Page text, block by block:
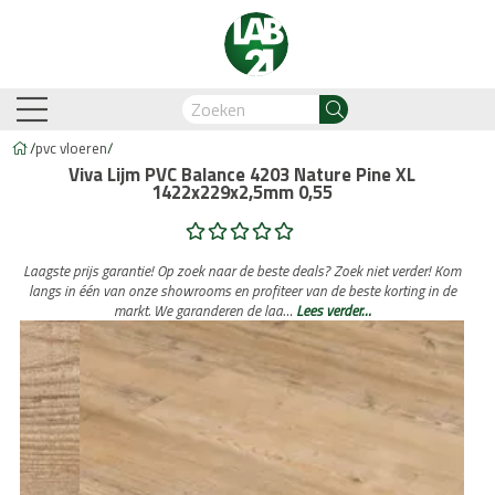
Amsterdam-Zuidoost
Automation & AI Account Manager
Lijm PVC vloeren PVC visgraat
Cavallino
Legdienst
Legservice
Service
/pvc vloeren/
Viva Lijm PVC Balance 4203 Nature Pine XL
1422x229x2,5mm 0,55
Laagste prijs garantie! Op zoek naar de beste deals? Zoek niet verder! Kom
langs in één van onze showrooms en profiteer van de beste korting in de
markt. We garanderen de laa… Lees verder…